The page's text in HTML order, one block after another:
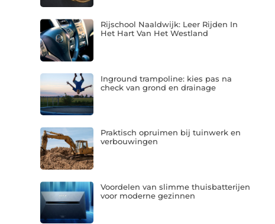
Rijschool Naaldwijk: Leer Rijden In
Het Hart Van Het Westland
Inground trampoline: kies pas na
check van grond en drainage
Praktisch opruimen bij tuinwerk en
verbouwingen
Voordelen van slimme thuisbatterijen
voor moderne gezinnen